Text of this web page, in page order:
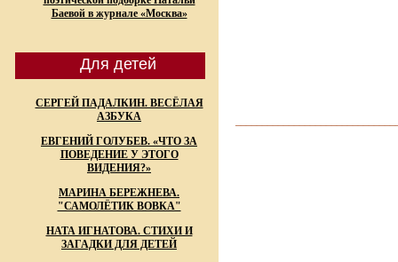
Баевой в журнале «Москва»
Для детей
СЕРГЕЙ ПАДАЛКИН. ВЕСЁЛАЯ
АЗБУКА
ЕВГЕНИЙ ГОЛУБЕВ. «ЧТО ЗА
ПОВЕДЕНИЕ У ЭТОГО
ВИДЕНИЯ?»
МАРИНА БЕРЕЖНЕВА.
"САМОЛЁТИК ВОВКА"
НАТА ИГНАТОВА. СТИХИ И
ЗАГАДКИ ДЛЯ ДЕТЕЙ